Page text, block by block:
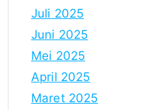
Juli 2025
Juni 2025
Mei 2025
April 2025
Maret 2025